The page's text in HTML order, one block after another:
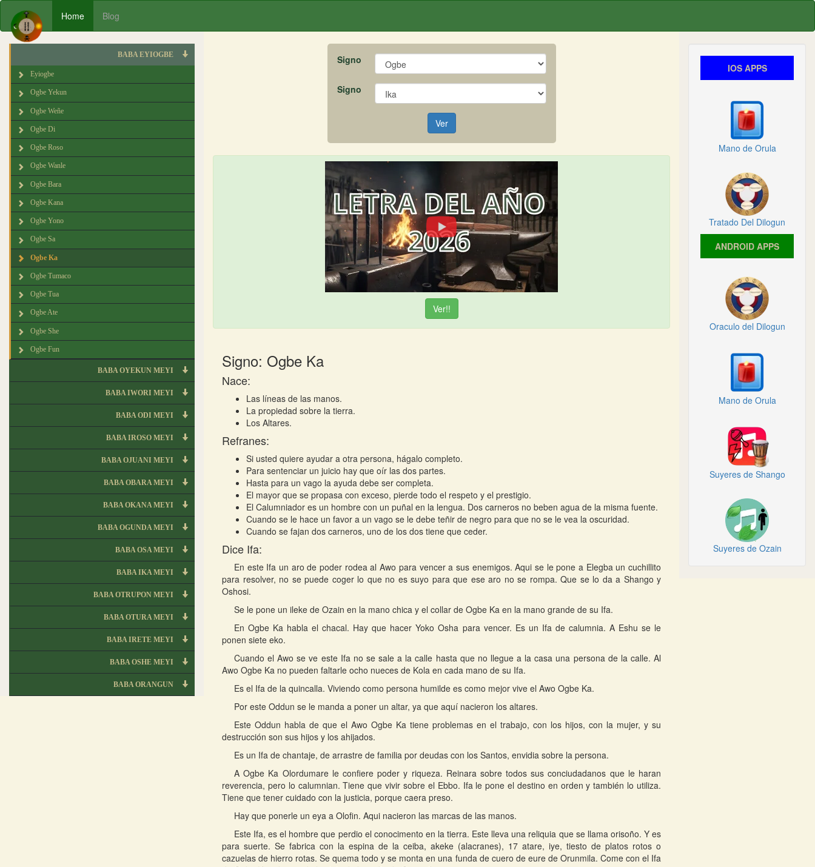
Home Blog
BABA EYIOGBE
Eyiogbe
Ogbe Yekun
Ogbe Weñe
Ogbe Di
Ogbe Roso
Ogbe Wanle
Ogbe Bara
Ogbe Kana
Ogbe Yono
Ogbe Sa
Ogbe Ka
Ogbe Tumaco
Ogbe Tua
Ogbe Ate
Ogbe She
Ogbe Fun
BABA OYEKUN MEYI
BABA IWORI MEYI
BABA ODI MEYI
BABA IROSO MEYI
BABA OJUANI MEYI
BABA OBARA MEYI
BABA OKANA MEYI
BABA OGUNDA MEYI
BABA OSA MEYI
BABA IKA MEYI
BABA OTRUPON MEYI
BABA OTURA MEYI
BABA IRETE MEYI
BABA OSHE MEYI
BABA ORANGUN
Signo
Signo
Ver
Ver!!
Signo: Ogbe Ka
Nace:
Las líneas de las manos.
La propiedad sobre la tierra.
Los Altares.
Refranes:
Si usted quiere ayudar a otra persona, hágalo completo.
Para sentenciar un juicio hay que oír las dos partes.
Hasta para un vago la ayuda debe ser completa.
El mayor que se propasa con exceso, pierde todo el respeto y el prestigio.
El Calumniador es un hombre con un puñal en la lengua. Dos carneros no beben agua de la misma fuente.
Cuando se le hace un favor a un vago se le debe teñir de negro para que no se le vea la oscuridad.
Cuando se fajan dos carneros, uno de los dos tiene que ceder.
Dice Ifa:
En este Ifa un aro de poder rodea al Awo para vencer a sus enemigos. Aqui se le pone a Elegba un cuchillito
para resolver, no se puede coger lo que no es suyo para que ese aro no se rompa. Que se lo da a Shango y
Oshosi.
Se le pone un ileke de Ozain en la mano chica y el collar de Ogbe Ka en la mano grande de su Ifa.
En Ogbe Ka habla el chacal. Hay que hacer Yoko Osha para vencer. Es un Ifa de calumnia. A Eshu se le
ponen siete eko.
Cuando el Awo se ve este Ifa no se sale a la calle hasta que no llegue a la casa una persona de la calle. Al
Awo Ogbe Ka no pueden faltarle ocho nueces de Kola en cada mano de su Ifa.
Es el Ifa de la quincalla. Viviendo como persona humilde es como mejor vive el Awo Ogbe Ka.
Por este Oddun se le manda a poner un altar, ya que aquí nacieron los altares.
Este Oddun habla de que el Awo Ogbe Ka tiene problemas en el trabajo, con los hijos, con la mujer, y su
destrucción son sus hijos y los ahijados.
Es un Ifa de chantaje, de arrastre de familia por deudas con los Santos, envidia sobre la persona.
A Ogbe Ka Olordumare le confiere poder y riqueza. Reinara sobre todos sus conciudadanos que le haran
reverencia, pero lo calumnian. Tiene que vivir sobre el Ebbo. Ifa le pone el destino en orden y también lo utiliza.
Tiene que tener cuidado con la justicia, porque caera preso.
Hay que ponerle un eya a Olofin. Aqui nacieron las marcas de las manos.
Este Ifa, es el hombre que perdio el conocimento en la tierra. Este lleva una reliquia que se llama orisoño. Y es
para suerte. Se fabrica con la espina de la ceiba, akeke (alacranes), 17 atare, iye, tiesto de platos rotos o
cazuelas de hierro rotas. Se quema todo y se monta en una funda de cuero de eure de Orunmila. Come con el Ifa
IOS APPS
Mano de Orula
Tratado Del Dilogun
ANDROID APPS
Oraculo del Dilogun
Mano de Orula
Suyeres de Shango
Suyeres de Ozain